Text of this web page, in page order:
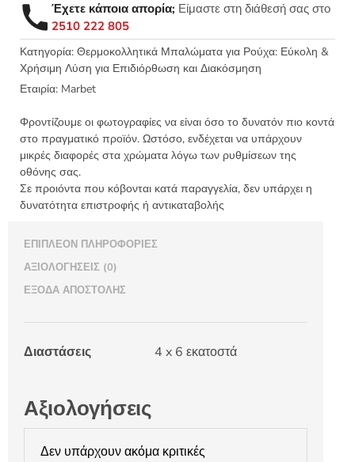
MARATHON
4x6εκ
-
Marbet
5524.018
Έχετε κάποια απορία; Είμαστε στη διάθεσή σας στο
2510 222 805
Κατηγορία: Θερμοκολλητικά Μπαλώματα για Ρούχα: Εύκολη &
Χρήσιμη Λύση για Επιδιόρθωση και Διακόσμηση
Εταιρία: Marbet
Φροντίζουμε οι φωτογραφίες να είναι όσο το δυνατόν πιο κοντά
στο πραγματικό προϊόν. Ωστόσο, ενδέχεται να υπάρχουν
μικρές διαφορές στα χρώματα λόγω των ρυθμίσεων της
οθόνης σας.
Σε προιόντα που κόβονται κατά παραγγελία, δεν υπάρχει η
δυνατότητα επιστροφής ή αντικαταβολής
ΕΠΙΠΛΈΟΝ ΠΛΗΡΟΦΟΡΊΕΣ
ΑΞΙΟΛΟΓΉΣΕΙΣ (0)
ΈΞΟΔΑ ΑΠΟΣΤΟΛΉΣ
Διαστάσεις 4 x 6 εκατοστά
Αξιολογήσεις
Δεν υπάρχουν ακόμα κριτικές